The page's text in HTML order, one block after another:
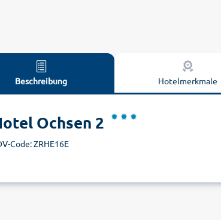
Beschreibung Hotelmerkmale
Ochsen 2
Code: ZRHE16E